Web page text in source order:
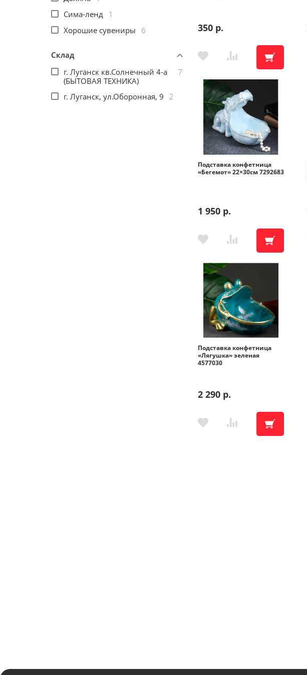
Сима-ленд 1
Хорошие сувениры
6
Склад
г. Луганск кв.Солнечный 4-а
(БЫТОВАЯ ТЕХНИКА)
7
г. Луганск, ул.Оборонная, 9 2
350 р.
Подставка конфетница
«Бегемот» 22×30см 7292683
1 950 р.
Подставка конфетница
«Лягушка» зеленая
4577030
2 290 р.
Помощь
Гарантия
Оплата частями
Подарочные сертификаты